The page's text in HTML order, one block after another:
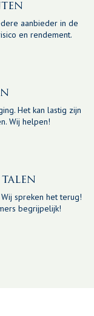
aanbieder in de
en rendement.
Het kan lastig zijn
Wij helpen!
talen
spreken het terug!
begrijpelijk!